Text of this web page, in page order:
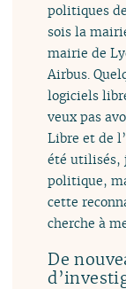
politiques
sois la
mairie de
Airbus.
logiciels
veux pas
Libre et de l’
été utilisés,
politique,
cette
cherche à
De